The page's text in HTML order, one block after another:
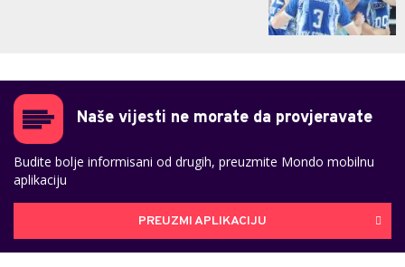
Naše vijesti ne morate da provjeravate
Budite bolje informisani od drugih, preuzmite Mondo mobilnu
aplikaciju
PREUZMI APLIKACIJU